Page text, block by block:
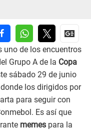
uno de los encuentros
Grupo A de la Copa
sábado 29 de junio
los dirigidos por
para seguir con
Es así que
memes para la